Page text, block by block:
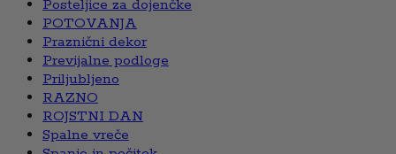
Posteljice za dojenčke
POTOVANJA
Praznični dekor
Previjalne podloge
Priljubljeno
RAZNO
ROJSTNI DAN
Spalne vreče